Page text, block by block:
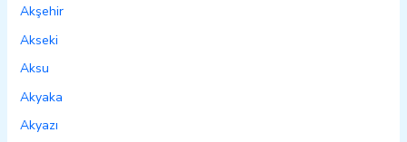
Akşehir
Akseki
Aksu
Akyaka
Akyazı